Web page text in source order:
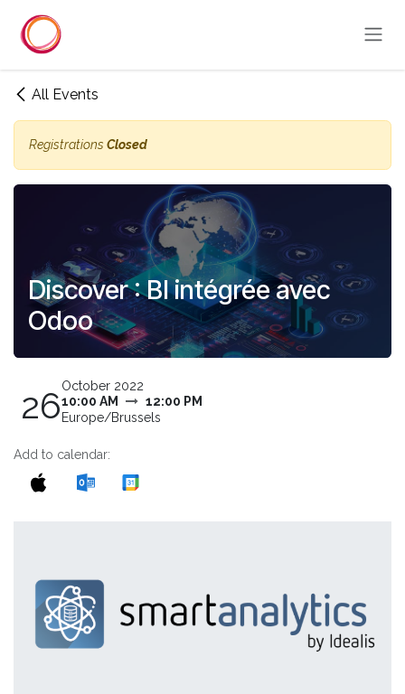
All Events
Registrations Closed
Discover : BI intégrée avec
Odoo
26October 2022
10:00 AM
12:00 PM
Europe/Brussels
Add to calendar: